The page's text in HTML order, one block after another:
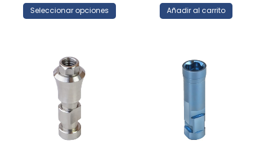
Seleccionar opciones Añadir al carrito